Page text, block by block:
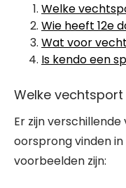
Welke
Wie heeft 12e
Wat voor
Is kendo een
Welke
Er zijn
oorsprong vinden
voorbeelden zijn: